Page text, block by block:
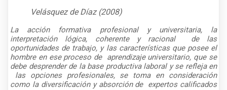
Velásquez de Díaz (2008)
La acción formativa profesional y universitaria, la
interpretación lógica, coherente y racional
de las
oportunidades de trabajo, y las características que posee el
hombre en ese proceso de aprendizaje universitario, que se
debe desprender de la base productiva laboral y se refleja en
las opciones profesionales, se toma en consideración
como la diversificación y absorción de expertos calificados